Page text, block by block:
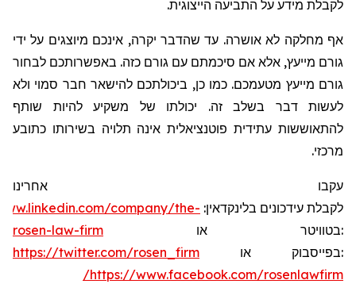
לקבלת מידע על התביעה הייצוגית.
אף מחלקה לא אושרה. עד שהדבר יקרה, אינכם מיוצגים על ידי
גורם מייעץ, אלא אם סיכמתם עם גורם כזה. באפשרותכם לבחור
גורם מייעץ מטעמכם. כמו כן, ביכולתכם להישאר חבר סמוי ולא
לעשות דבר בשלב זה. יכולתו של משקיע להיות שותף
להתאוששות עתידית פוטנציאלית אינה תלויה בשירותו כתובע
מרכזי.
עקבו אחרינו
לקבלת עידכונים בלינקדאין:
company/the-
rosen-law-firm או בטוויטר:
https://twitter.com/rosen_firm או בפייסבוק:
https://www.facebook.com/rosenlawfirm/